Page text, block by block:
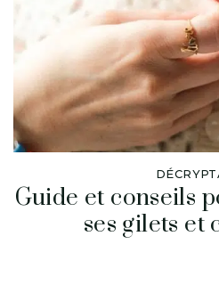
Guide et conseils
ses gilets et